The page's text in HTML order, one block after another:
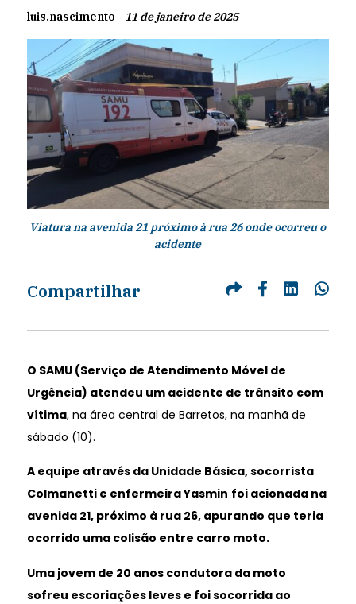
luis.nascimento - 11 de janeiro de 2025
Viatura na avenida 21 próximo à rua 26 onde ocorreu o
acidente
Compartilhar
O SAMU (Serviço de Atendimento Móvel de
Urgência) atendeu um acidente de trânsito com
vítima, na área central de Barretos, na manhã de
sábado (10).
A equipe através da Unidade Básica, socorrista
Colmanetti e enfermeira Yasmin foi acionada na
avenida 21, próximo à rua 26, apurando que teria
ocorrido uma colisão entre carro moto.
Uma jovem de 20 anos condutora da moto
sofreu escoriações leves e foi socorrida ao